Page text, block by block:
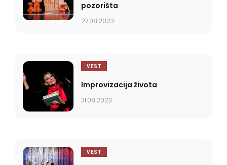
pozorišta
27.08.2023
VEST
Improvizacija života
31.08.2023
VEST